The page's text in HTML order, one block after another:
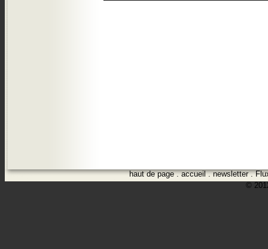
haut de page.accueil.newsletter.
©